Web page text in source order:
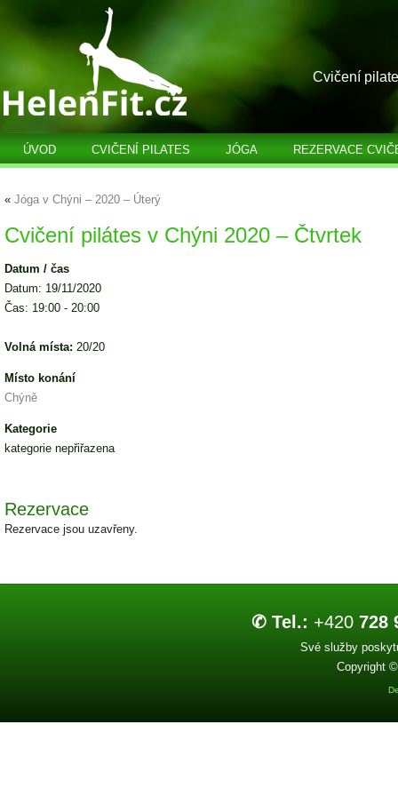
Cvičení
ÚVOD CVIČENÍ PILATES JÓGA REZERVACE
« Jóga v Chýni – 2020 – Úterý
Cvičení pilátes v Chýni 2020 – Čtvrtek
Datum / čas
Datum: 19/11/2020
Čas: 19:00 - 20:00
Volná místa: 20/20
Místo konání
Chýně
Kategorie
kategorie nepřiřazena
Rezervace
Rezervace jsou uzavřeny.
✆ Tel.: +420 728
Své služby
Copyright